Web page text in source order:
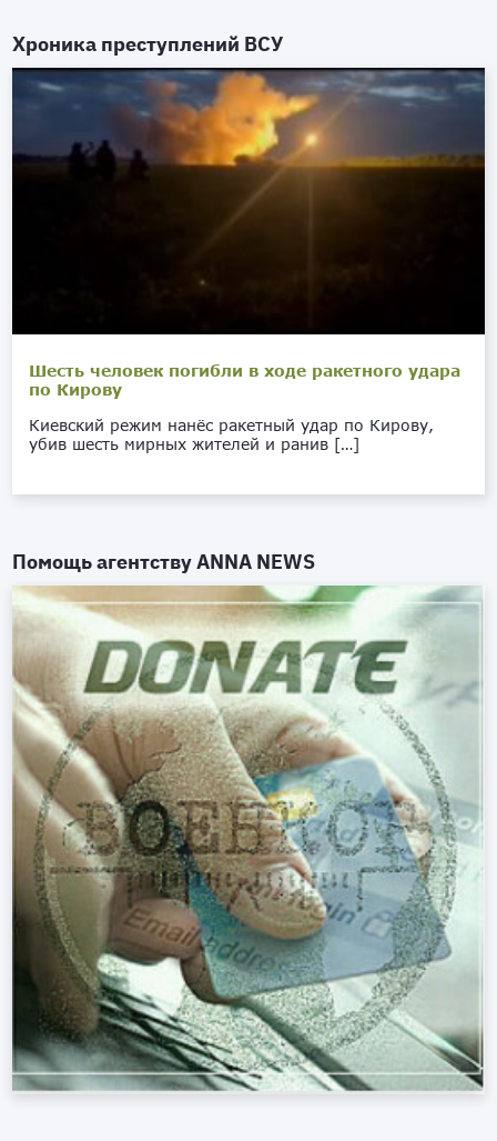
Хроника преступлений ВСУ
Шесть человек погибли в ходе ракетного удара
по Кирову
Киевский режим нанёс ракетный удар по Кирову,
убив шесть мирных жителей и ранив […]
Помощь агентствуANNA NEWS